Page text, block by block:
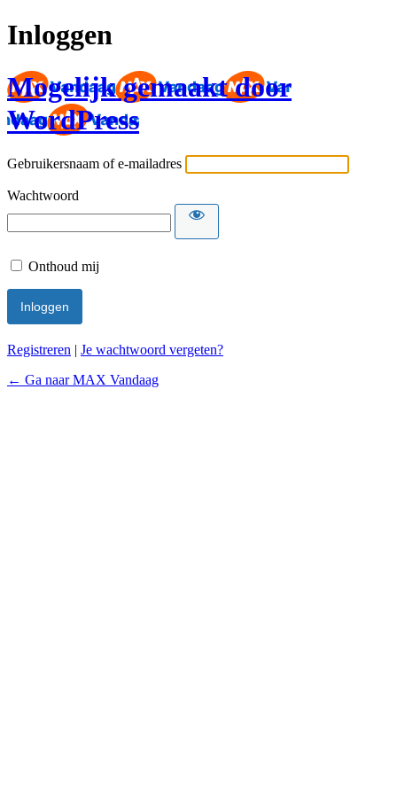
Inloggen
Mogelijk gemaakt door
WordPress
Gebruikersnaam of e-mailadres
Wachtwoord
Onthoud mij
Registreren | Je wachtwoord vergeten?
← Ga naar MAX Vandaag